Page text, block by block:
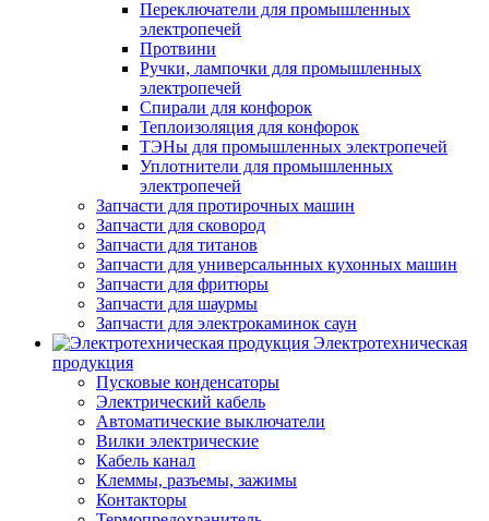
Переключатели для промышленных
электропечей
Протвини
Ручки, лампочки для промышленных
электропечей
Спирали для конфорок
Теплоизоляция для конфорок
ТЭНы для промышленных электропечей
Уплотнители для промышленных
электропечей
Запчасти для протирочных машин
Запчасти для сковород
Запчасти для титанов
Запчасти для универсальнных кухонных машин
Запчасти для фритюры
Запчасти для шаурмы
Запчасти для электрокаминок саун
Электротехническая
продукция
Пусковые конденсаторы
Электрический кабель
Автоматические выключатели
Вилки электрические
Кабель канал
Клеммы, разъемы, зажимы
Контакторы